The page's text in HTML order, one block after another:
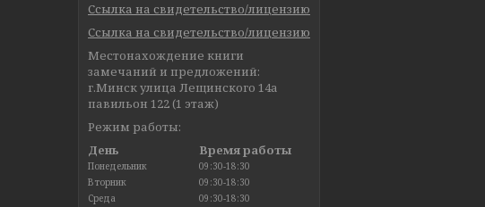
Ссылка на свидетельство/лицензию
Ссылка на свидетельство/лицензию
Местонахождение книги
замечаний и предложений:
г.Минск улица Лещинского 14а
павильон 122 (1 этаж)
Режим работы:
День
Время работы
Понедельник
09:30-18:30
Вторник
09:30-18:30
Среда
09:30-18:30